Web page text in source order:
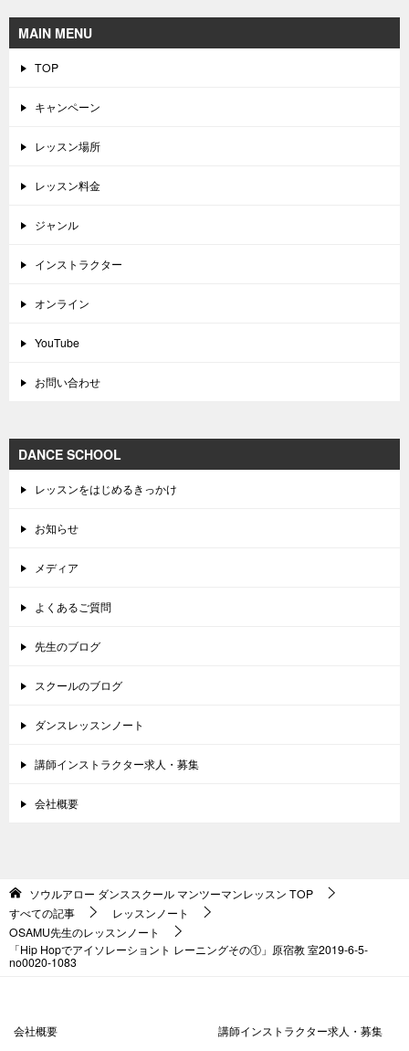
MAIN MENU
TOP
キャンペーン
レッスン場所
レッスン料金
ジャンル
インストラクター
オンライン
YouTube
お問い合わせ
DANCE SCHOOL
レッスンをはじめるきっかけ
お知らせ
メディア
よくあるご質問
先生のブログ
スクールのブログ
ダンスレッスンノート
講師インストラクター求人・募集
会社概要
ソウルアロー ダンススクール マンツーマンレッスン TOP
すべての記事
レッスンノート
OSAMU先生のレッスンノート
「Hip Hopでアイソレーショント レーニングその①」原宿教 室2019-6-5-
no0020-1083
会社概要 講師インストラクター求人・募集